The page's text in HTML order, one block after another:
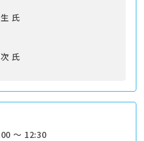
氏
氏
～ 12:30